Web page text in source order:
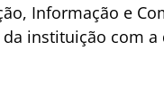
Informação e
instituição com